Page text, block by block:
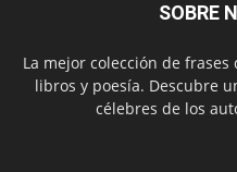
SOBRE
La mejor colección de
libros y poesía. Descubre
célebres de los